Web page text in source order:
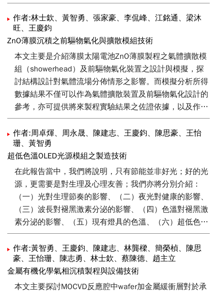
本，使得OLED無論是應用在Display或Lighting上，可以與
現有之產品相互競爭，以儘早將OLED相關產品推進到商
品化的階段。
作者:林士欽、黃智勇、張家豪、李侃峰、江銘通、梁沐
旺、王慶鈞
ZnO薄膜沉積之前驅物氣化與擴散模組技術
本文主要是介紹薄膜太陽電池ZnO薄膜製程之氣體擴散模
組（showerhead）及前驅物氣化裝置之設計與模擬，探
討結構設計對氣體流場分佈情形之影響。而模擬分析所得
數據結果不僅可以作為氣體擴散裝置及前驅物氣化設計的
參考，亦可提供將來製程實驗結果之佐證依據，以及作為
後續設備調整修正或改良的可行方向，以擴展氣體供應系
統的實用性及產品化後之商用價值。
作者:周卓煇、周永晟、陳建志、王慶鈞、陳思豪、王怡
珊、黃智勇
超低色溫OLED光源模組之製造技術
在此報告當中，我們將說明，只有節能並非好光；好的光
源，更需要是對生理及心理友善；我們亦將分別介紹：
（一）光對生理節奏的影響、（二）夜光對健康的影響、
（三）波長對褪黑激素分泌的影響、（四）色溫對褪黑激
素分泌的影響、（五）現有燈具的色溫、（六）超低色溫
OLED的製作、（七）超高演色性OLED的製作。
作者:黃智勇、王慶鈞、陳建志、林龔樑、簡榮楨、陳思
豪、王怡珊、陳志勇、林士欽、蔡陳德、趙主立
金屬有機化學氣相沉積製程與設備技術
本文主要探討MOCVD反應腔中wafer加金屬緩衝層對於承